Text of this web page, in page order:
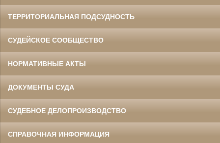
ТЕРРИТОРИАЛЬНАЯ ПОДСУДНОСТЬ
СУДЕЙСКОЕ СООБЩЕСТВО
НОРМАТИВНЫЕ АКТЫ
ДОКУМЕНТЫ СУДА
СУДЕБНОЕ ДЕЛОПРОИЗВОДСТВО
СПРАВОЧНАЯ ИНФОРМАЦИЯ